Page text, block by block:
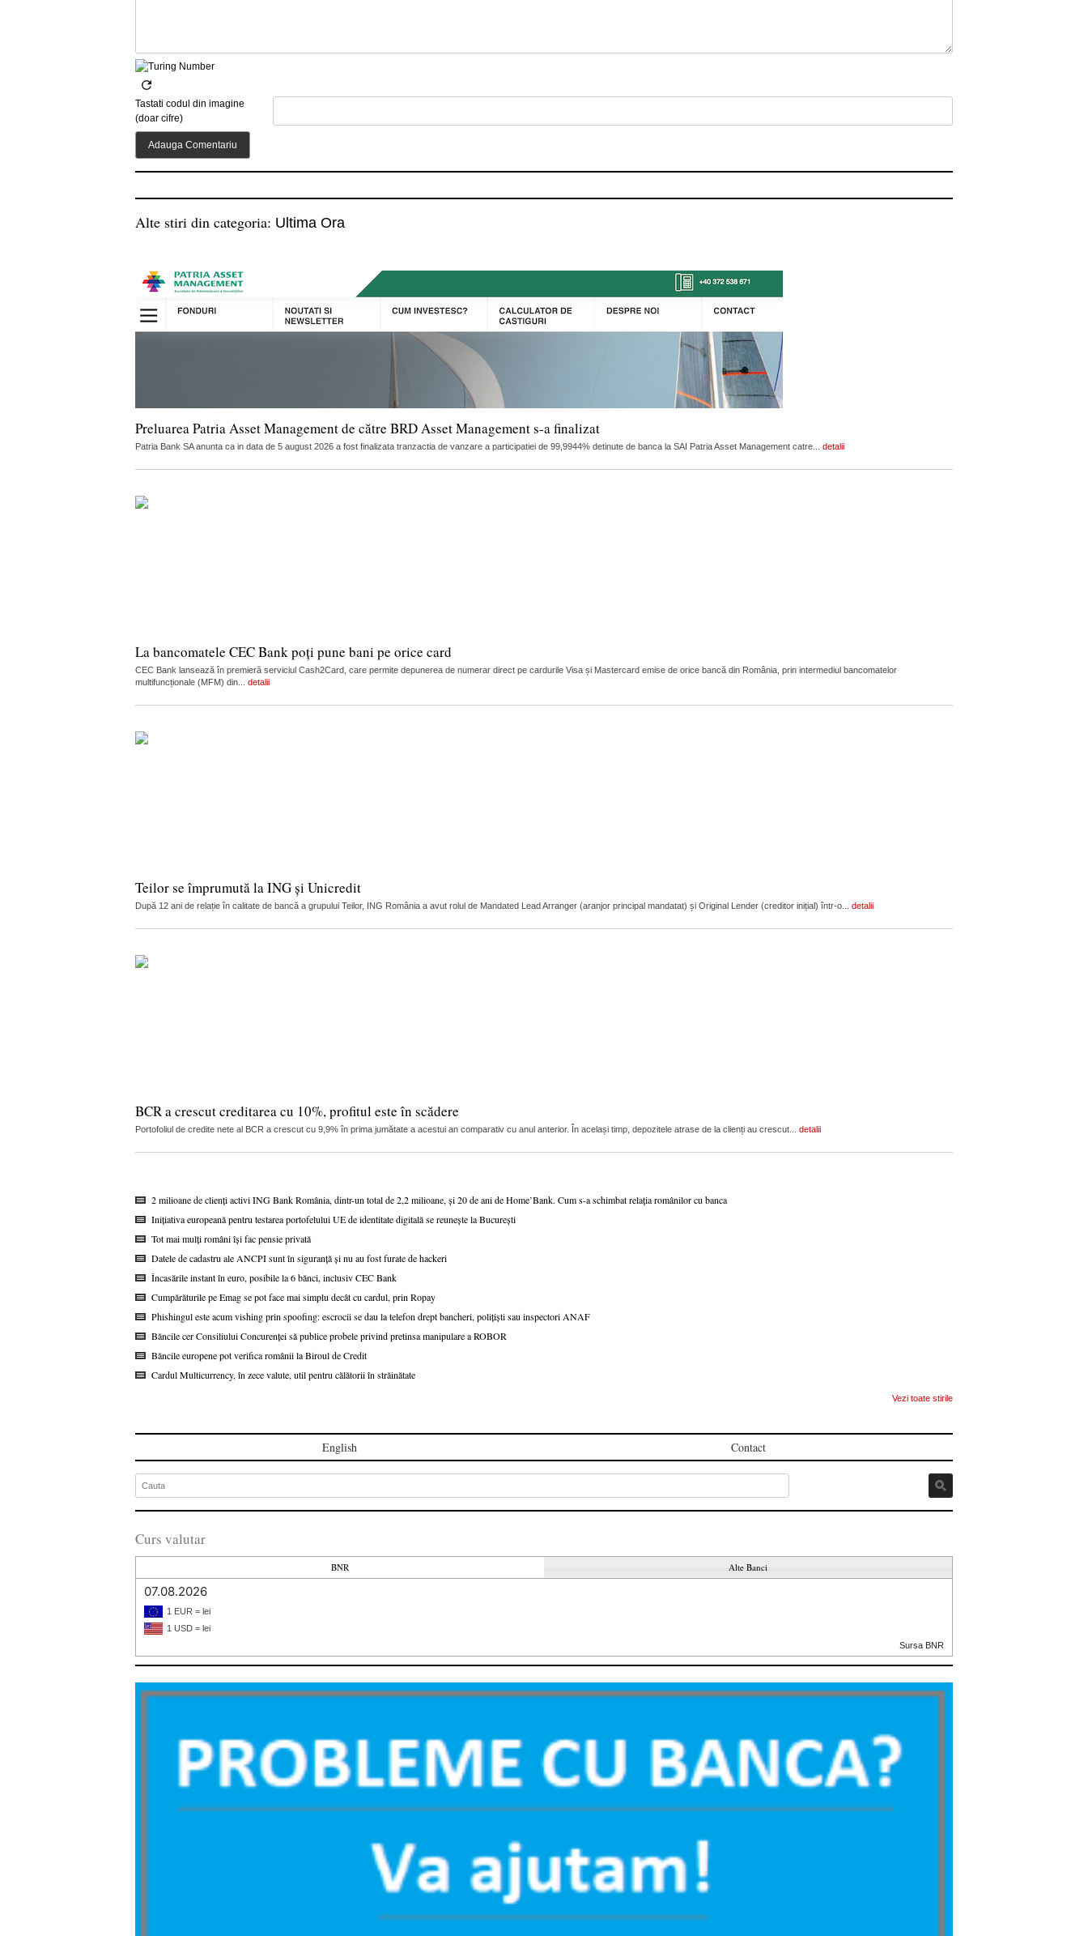
Tastati codul din imagine
(doar cifre)
Alte stiri din categoria: Ultima Ora
Preluarea Patria Asset Management de către BRD Asset Management s-a finalizat
Patria Bank SA anunta ca in data de 5 august 2026 a fost finalizata tranzactia de vanzare a participatiei de 99,9944% detinute de banca la SAI Patria Asset Management catre... detalii
La bancomatele CEC Bank poți pune bani pe orice card
CEC Bank lansează în premieră serviciul Cash2Card, care permite depunerea de numerar direct pe cardurile Visa și Mastercard emise de orice bancă din România, prin intermediul bancomatelor
multifuncționale (MFM) din... detalii
Teilor se împrumută la ING și Unicredit
După 12 ani de relație în calitate de bancă a grupului Teilor, ING România a avut rolul de Mandated Lead Arranger (aranjor principal mandatat) și Original Lender (creditor inițial) într-o... detalii
BCR a crescut creditarea cu 10%, profitul este în scădere
Portofoliul de credite nete al BCR a crescut cu 9,9% în prima jumătate a acestui an comparativ cu anul anterior. În același timp, depozitele atrase de la clienți au crescut... detalii
2 milioane de clienți activi ING Bank România, dintr-un total de 2,2 milioane, și 20 de ani de Home’Bank. Cum s-a schimbat relația românilor cu banca
Inițiativa europeană pentru testarea portofelului UE de identitate digitală se reunește la București
Tot mai mulți români își fac pensie privată
Datele de cadastru ale ANCPI sunt în siguranță și nu au fost furate de hackeri
Încasările instant în euro, posibile la 6 bănci, inclusiv CEC Bank
Cumpărăturile pe Emag se pot face mai simplu decât cu cardul, prin Ropay
Phishingul este acum vishing prin spoofing: escrocii se dau la telefon drept bancheri, polițiști sau inspectori ANAF
Băncile cer Consiliului Concurenței să publice probele privind pretinsa manipulare a ROBOR
Băncile europene pot verifica românii la Biroul de Credit
Cardul Multicurrency, în zece valute, util pentru călătorii în străinătate
Vezi toate stirile
English Contact
Curs valutar
BNR Alte Banci
07.08.2026
1 EUR = lei
1 USD = lei
Sursa BNR